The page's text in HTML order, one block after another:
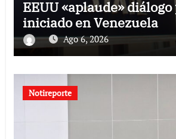
EEUU «aplaude»
iniciado en Venezuela
Ago 6, 2026
Notireporte